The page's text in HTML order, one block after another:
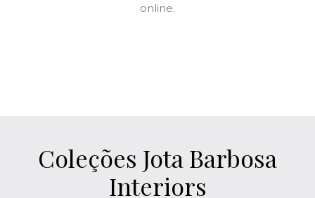
online.
Coleções Jota Barbosa
Interiors